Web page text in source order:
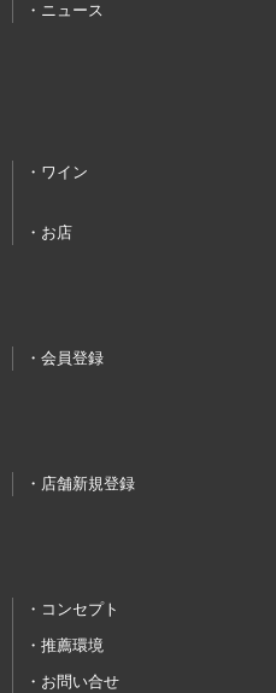
ニュース
ワイン
お店
会員登録
店舗新規登録
コンセプト
推薦環境
お問い合せ